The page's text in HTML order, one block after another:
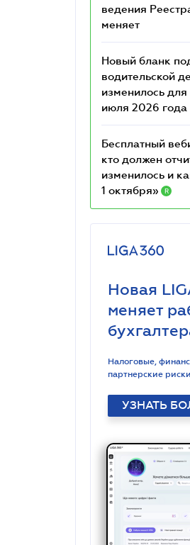
ведения
меняет
Новый бланк
водительской
изменилось
июля 2026 года
Бесплатный
кто должен
изменилось и
1 октября»
R
Новая
меняет
Налоговые,
партнерские
УЗНАТЬ